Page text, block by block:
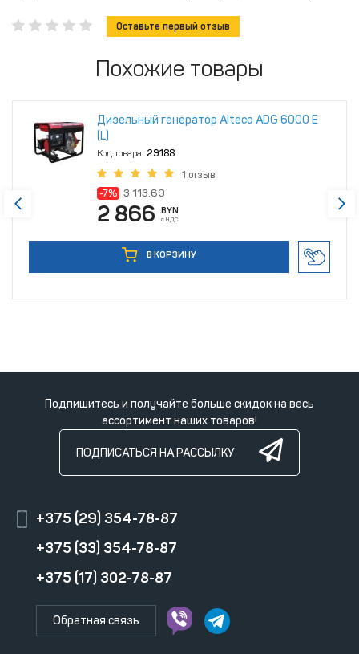
Оставьте первый отзыв
Похожие товары
Дизельный генератор Alteco ADG 6000 Е
(L)
Код товара: 29188
1 отзыв
-7% 3 113.69
2 866 BYN
с НДС
В КОРЗИНУ
Подпишитесь и получайте больше скидок на весь
ассортимент наших товаров!
ПОДПИСАТЬСЯ НА РАССЫЛКУ
+375 (29) 354-78-87
+375 (33) 354-78-87
+375 (17) 302-78-87
Обратная связь